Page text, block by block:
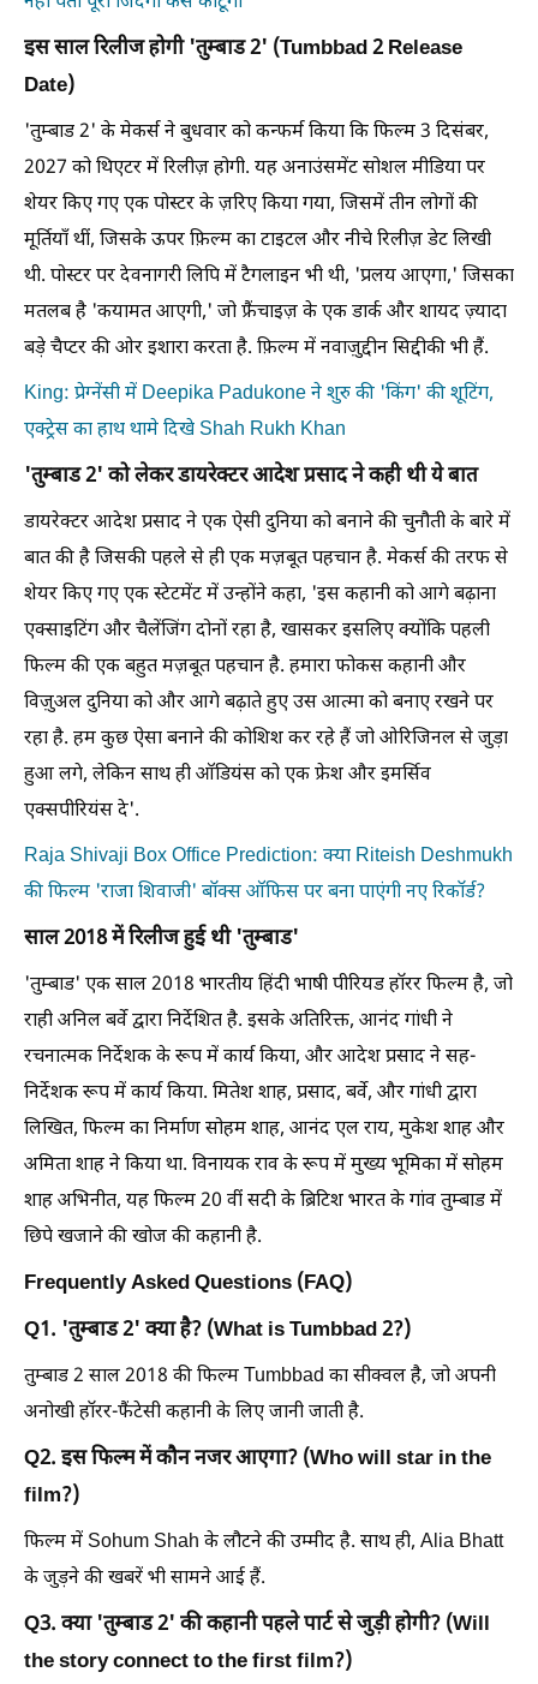
इस साल रिलीज होगी 'तुम्बाड 2' (Tumbbad 2 Release
Date)
'तुम्बाड 2' के मेकर्स ने बुधवार को कन्फर्म किया कि फिल्म 3 दिसंबर,
2027 को थिएटर में रिलीज़ होगी. यह अनाउंसमेंट सोशल मीडिया पर
शेयर किए गए एक पोस्टर के ज़रिए किया गया, जिसमें तीन लोगों की
मूर्तियाँ थीं, जिसके ऊपर फ़िल्म का टाइटल और नीचे रिलीज़ डेट लिखी
थी. पोस्टर पर देवनागरी लिपि में टैगलाइन भी थी, 'प्रलय आएगा,' जिसका
मतलब है 'कयामत आएगी,' जो फ्रैंचाइज़ के एक डार्क और शायद ज़्यादा
बड़े चैप्टर की ओर इशारा करता है. फ़िल्म में नवाज़ुद्दीन सिद्दीकी भी हैं.
King: प्रेग्नेंसी में Deepika Padukone ने शुरु की 'किंग' की शूटिंग,
एक्ट्रेस का हाथ थामे दिखे Shah Rukh Khan
'तुम्बाड 2' को लेकर डायरेक्टर आदेश प्रसाद ने कही थी ये बात
डायरेक्टर आदेश प्रसाद ने एक ऐसी दुनिया को बनाने की चुनौती के बारे में
बात की है जिसकी पहले से ही एक मज़बूत पहचान है. मेकर्स की तरफ से
शेयर किए गए एक स्टेटमेंट में उन्होंने कहा, 'इस कहानी को आगे बढ़ाना
एक्साइटिंग और चैलेंजिंग दोनों रहा है, खासकर इसलिए क्योंकि पहली
फिल्म की एक बहुत मज़बूत पहचान है. हमारा फोकस कहानी और
विज़ुअल दुनिया को और आगे बढ़ाते हुए उस आत्मा को बनाए रखने पर
रहा है. हम कुछ ऐसा बनाने की कोशिश कर रहे हैं जो ओरिजिनल से जुड़ा
हुआ लगे, लेकिन साथ ही ऑडियंस को एक फ्रेश और इमर्सिव
एक्सपीरियंस दे'.
Raja Shivaji Box Office Prediction: क्या Riteish Deshmukh
की फिल्म 'राजा शिवाजी' बॉक्स ऑफिस पर बना पाएंगी नए रिकॉर्ड?
साल 2018 में रिलीज हुई थी 'तुम्बाड'
'तुम्बाड' एक साल 2018 भारतीय हिंदी भाषी पीरियड हॉरर फिल्म है, जो
राही अनिल बर्वे द्वारा निर्देशित है. इसके अतिरिक्त, आनंद गांधी ने
रचनात्मक निर्देशक के रूप में कार्य किया, और आदेश प्रसाद ने सह-
निर्देशक रूप में कार्य किया. मितेश शाह, प्रसाद, बर्वे, और गांधी द्वारा
लिखित, फिल्म का निर्माण सोहम शाह, आनंद एल राय, मुकेश शाह और
अमिता शाह ने किया था. विनायक राव के रूप में मुख्य भूमिका में सोहम
शाह अभिनीत, यह फिल्म 20 वीं सदी के ब्रिटिश भारत के गांव तुम्बाड में
छिपे खजाने की खोज की कहानी है.
Frequently Asked Questions (FAQ)
Q1. 'तुम्बाड 2' क्या है? (What is Tumbbad 2?)
तुम्बाड 2 साल 2018 की फिल्म Tumbbad का सीक्वल है, जो अपनी
अनोखी हॉरर-फैंटेसी कहानी के लिए जानी जाती है.
Q2. इस फिल्म में कौन नजर आएगा? (Who will star in the
film?)
फिल्म में Sohum Shah के लौटने की उम्मीद है. साथ ही, Alia Bhatt
के जुड़ने की खबरें भी सामने आई हैं.
Q3. क्या 'तुम्बाड 2' की कहानी पहले पार्ट से जुड़ी होगी? (Will
the story connect to the first film?)